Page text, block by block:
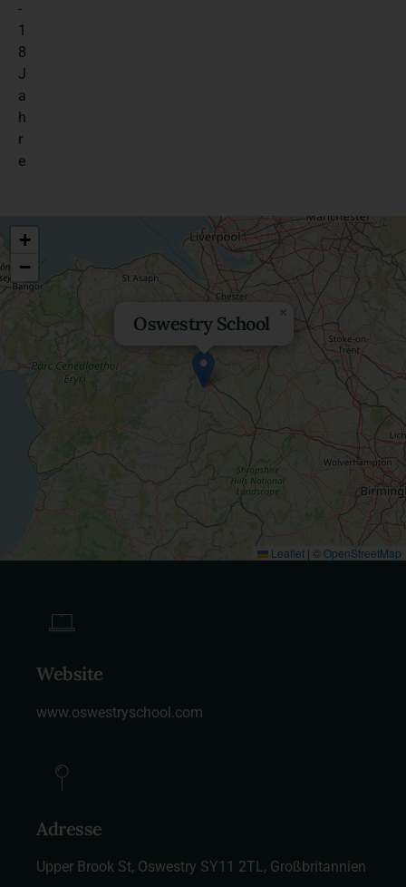
-
1
8
J
a
h
r
e
Oswestry School ×
+
−
Leaflet | © OpenStreetMap
Website
www.oswestryschool.com
Adresse
Upper Brook St, Oswestry SY11 2TL, Großbritannien